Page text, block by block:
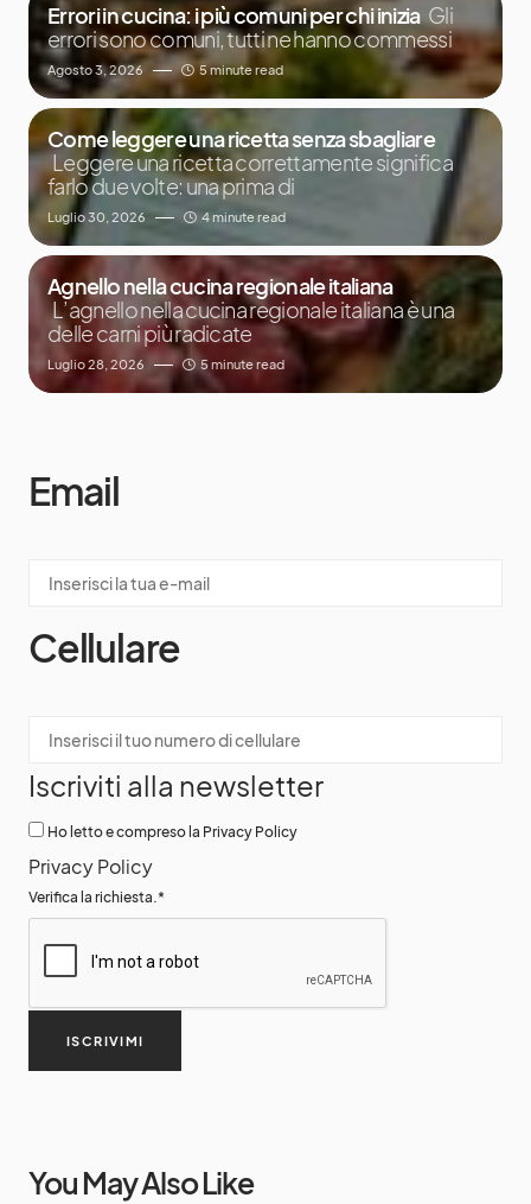
Errori in cucina: i più comuni per chi inizia Gli
errori sono comuni, tutti ne hanno commessi
Agosto 3, 2026 5 minute read
Come leggere una ricetta senza sbagliare
Leggere una ricetta correttamente significa
farlo due volte: una prima di
Luglio 30, 2026 4 minute read
Agnello nella cucina regionale italiana
L’agnello nella cucina regionale italiana è una
delle carni più radicate
Luglio 28, 2026 5 minute read
Email
Cellulare
Iscriviti alla newsletter
Ho letto e compreso la Privacy Policy
Privacy Policy
Verifica la richiesta.*
ISCRIVIMI
You May Also Like